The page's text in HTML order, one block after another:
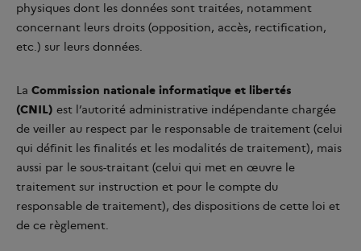
physiques dont les données sont traitées, notamment
concernant leurs droits (opposition, accès, rectification,
etc.) sur leurs données.
La Commission nationale informatique et libertés
(CNIL) est l’autorité administrative indépendante chargée
de veiller au respect par le responsable de traitement (celui
qui définit les finalités et les modalités de traitement), mais
aussi par le sous-traitant (celui qui met en œuvre le
traitement sur instruction et pour le compte du
responsable de traitement), des dispositions de cette loi et
de ce règlement.